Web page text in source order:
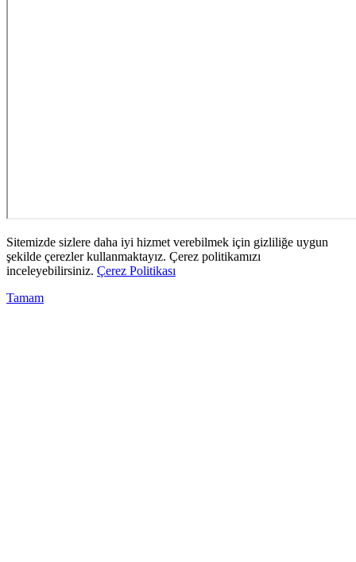
Sitemizde sizlere daha iyi hizmet verebilmek için gizliliğe uygun
şekilde çerezler kullanmaktayız. Çerez politikamızı
inceleyebilirsiniz. Çerez Politikası
Tamam